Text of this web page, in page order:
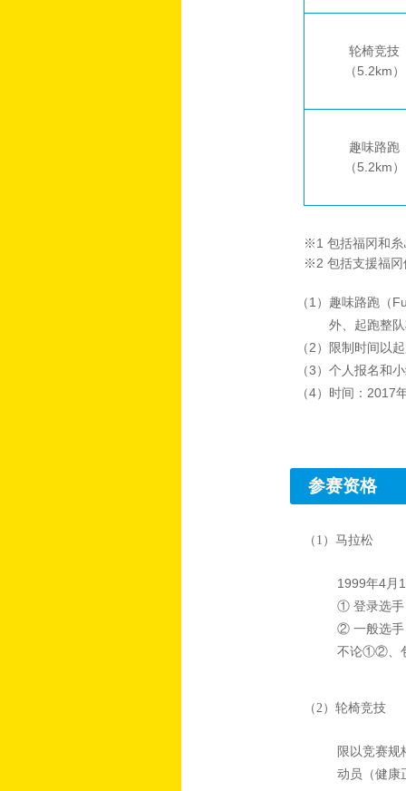
轮椅竞技
（5.2km）
趣味路跑
（5.2km）
※1 包括福冈和糸
※2 包括支援福冈
（1）趣味路跑（
外、起跑整
（2）限制时间以
（3）个人报名和
（4）时间：2017
参赛资格
（1）马拉松
1999年4月
① 登录选手
② 一般选手
不论①②、
（2）轮椅竞技
限以竞赛规
动员（健康